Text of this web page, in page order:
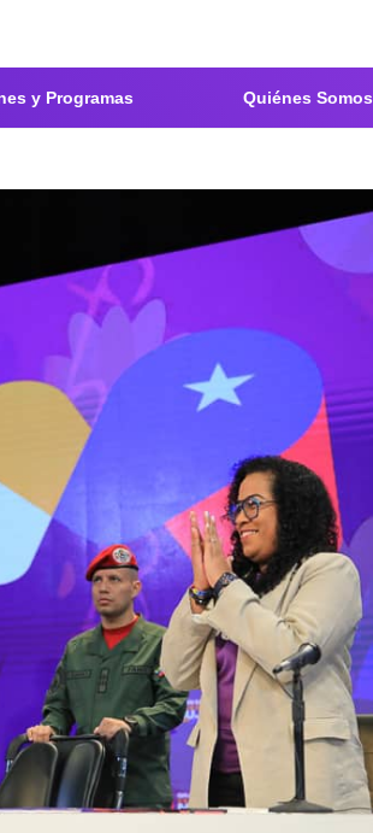
y Programas Quiénes Somos